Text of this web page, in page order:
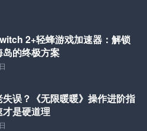
2+轻蜂游戏加速器：解锁
岛的终极方案
误？《无限暖暖》操作进阶指
是硬道理